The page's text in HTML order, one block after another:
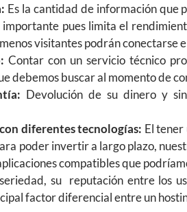
Es la cantidad de información que
pues limita el
visitantes podrán conectarse
Contar con un servicio técnico
debemos buscar al momento de
Devolución de su dinero y
diferentes tecnologías: El
poder invertir a largo plazo,
compatibles que
su reputación entre los
factor diferencial entre un